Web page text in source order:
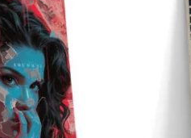
167,88 €